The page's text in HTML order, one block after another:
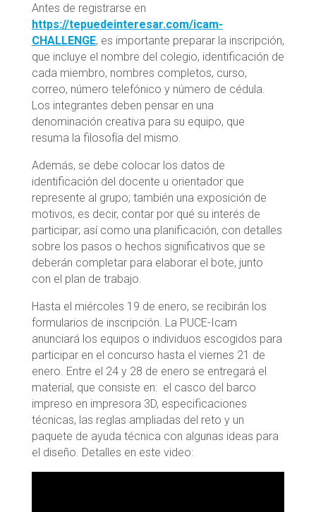
Antes de registrarse en
https://tepuedeinteresar.com/icam-
CHALLENGE, es importante preparar la inscripción,
que incluye el nombre del colegio, identificación de
cada miembro, nombres completos, curso,
correo, número telefónico y número de cédula.
Los integrantes deben pensar en una
denominación creativa para su equipo, que
resuma la filosofía del mismo.
Además, se debe colocar los datos de
identificación del docente u orientador que
represente al grupo; también una exposición de
motivos, es decir, contar por qué su interés de
participar; así como una planificación, con detalles
sobre los pasos o hechos significativos que se
deberán completar para elaborar el bote, junto
con el plan de trabajo.
Hasta el miércoles 19 de enero, se recibirán los
formularios de inscripción. La PUCE-Icam
anunciará los equipos o individuos escogidos para
participar en el concurso hasta el viernes 21 de
enero. Entre el 24 y 28 de enero se entregará el
material, que consiste en: el casco del barco
impreso en impresora 3D, especificaciones
técnicas, las reglas ampliadas del reto y un
paquete de ayuda técnica con algunas ideas para
el diseño. Detalles en este video: